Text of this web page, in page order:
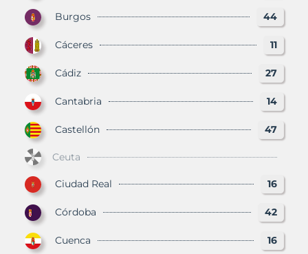
Burgos 44
Cáceres 11
Cádiz 27
Cantabria 14
Castellón 47
Ceuta
Ciudad Real 16
Córdoba 42
Cuenca 16